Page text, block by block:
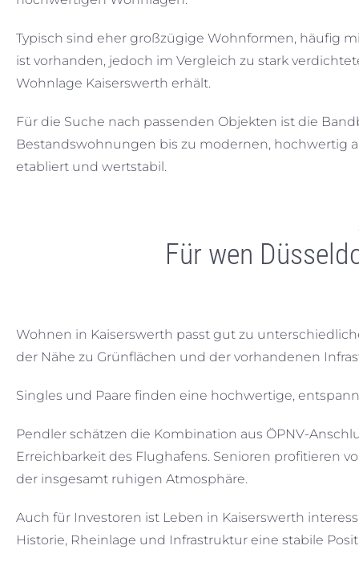
Typisch sind eher großzügige Wohnformen, häufig
ist vorhanden, jedoch im Vergleich zu stark
Wohnlage Kaiserswerth erhält.
Für die Suche nach passenden Objekten ist die
Bestandswohnungen bis zu modernen, hochwertig
etabliert und wertstabil.
Für wen
Wohnen in Kaiserswerth passt gut zu
der Nähe zu Grünflächen und der vorhandenen
Singles und Paare finden eine hochwertige,
Pendler schätzen die Kombination aus ÖPNV-
Erreichbarkeit des Flughafens. Senioren profitieren
der insgesamt ruhigen Atmosphäre.
Auch für Investoren ist Leben in Kaiserswerth
Historie, Rheinlage und Infrastruktur eine stabile